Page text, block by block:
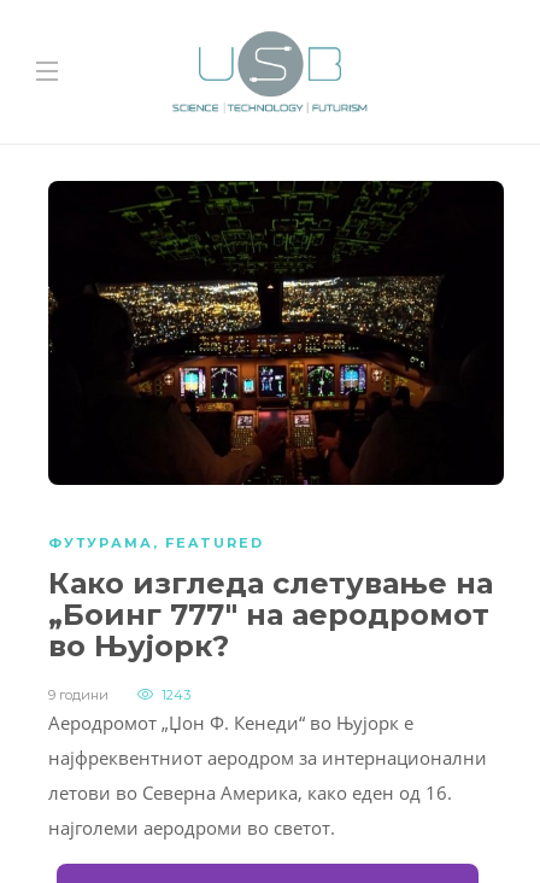
ФУТУРАМА , FEATURED
Како изгледа слетување на
„Боинг 777″ на аеродромот
во Њујорк?
9 години 1243
Аеродромот „Џон Ф. Кенеди“ во Њујорк е
најфреквентниот аеродром за интернационални
летови во Северна Америка, како еден од 16.
најголеми аеродроми во светот.